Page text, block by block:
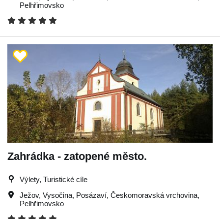
Pelhřimovsko
Zahrádka - zatopené město.
Výlety, Turistické cíle
Ježov, Vysočina, Posázaví, Českomoravská vrchovina,
Pelhřimovsko